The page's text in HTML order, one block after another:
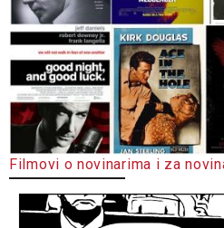
Filmovi o novinarima i za